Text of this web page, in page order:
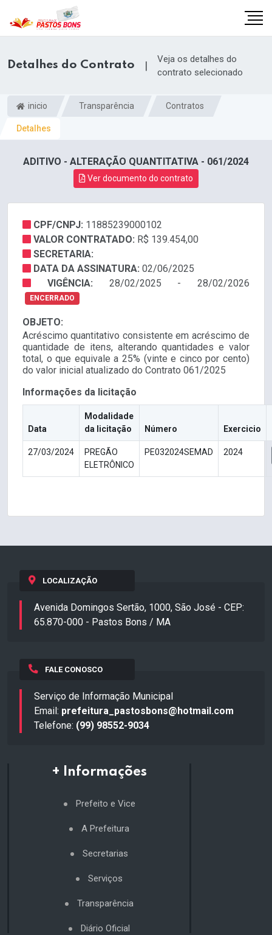
Detalhes do Contrato |
Veja os detalhes do
contrato selecionado
inicio Transparência Contratos
Detalhes
ADITIVO - ALTERAÇÃO QUANTITATIVA - 061/2024
Ver documento do contrato
CPF/CNPJ: 11885239000102
VALOR CONTRATADO: R$ 139.454,00
SECRETARIA:
DATA DA ASSINATURA: 02/06/2025
VIGÊNCIA: 28/02/2025 - 28/02/2026
ENCERRADO
OBJETO:
Acréscimo quantitativo consistente em acréscimo de
quantidade de itens, alterando quantidades e valor
total, o que equivale a 25% (vinte e cinco por cento)
do valor inicial atualizado do Contrato 061/2025
Informações da licitação
Data
Modalidade
da licitação
Número Exercicio
27/03/2024
PREGÃO
ELETRÔNICO
PE032024SEMAD 2024
LOCALIZAÇÃO
Avenida Domingos Sertão, 1000, São José - CEP:
65.870-000 - Pastos Bons / MA
FALE CONOSCO
Serviço de Informação Municipal
Email: prefeitura_pastosbons@hotmail.com
Telefone: (99) 98552-9034
+ Informações
Prefeito e Vice
A Prefeitura
Secretarias
Serviços
Transparência
Diário Oficial